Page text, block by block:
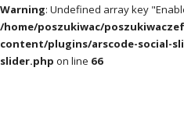
Warning: Undefined array key
/home/poszukiwac/
content/plugins/arscode-social-
slider.php on line 66